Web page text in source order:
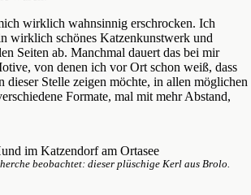
wirklich wahnsinnig erschrocken. Ich
wirklich schönes Katzenkunstwerk und
Seiten ab. Manchmal dauert das bei mir
von denen ich vor Ort schon weiß, dass
dieser Stelle zeigen möchte, in allen möglichen
Formate, mal mit mehr Abstand,
beobachtet: dieser plüschige Kerl aus Brolo.